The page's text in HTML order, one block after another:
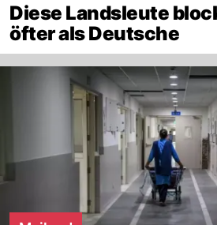
Diese Landsleute
öfter als Deutsche